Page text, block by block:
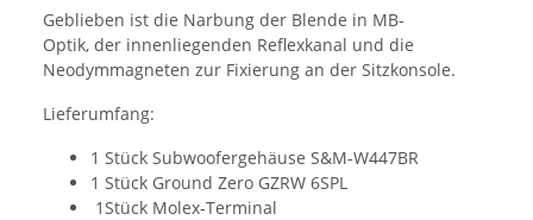
Geblieben ist die Narbung der Blende in MB-
Optik, der innenliegenden Reflexkanal und die
Neodymmagneten zur Fixierung an der Sitzkonsole.
Lieferumfang:
1 Stück Subwoofergehäuse S&M-W447BR
1 Stück Ground Zero GZRW 6SPL
1Stück Molex-Terminal